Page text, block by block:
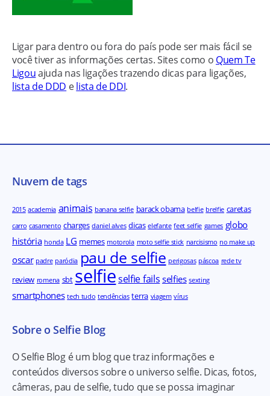
Ligar para dentro ou fora do país pode ser mais fácil se
você tiver as informações certas. Sites como o Quem Te
Ligouajuda nas ligações trazendo dicas para ligações,
lista de DDD elista de DDI.
Nuvem de tags
2015 academia animais banana selfie barack obama belfie brelfie caretas
carro casamento charges daniel alves dicas elefante feet selfie games globo
história honda LG memes motorola moto selfie stick narcisismo no make up
oscar padre paródia pau de selfie perigosas páscoa rede tv
review romena sbt selfieselfie fails selfies sexting
smartphones tech tudo tendências terra viagem vírus
Sobre o Selfie Blog
O Selfie Blog é um blog que traz informações e
conteúdos diversos sobre o universo selfie. Dicas, fotos,
câmeras, pau de selfie, tudo que se possa imaginar